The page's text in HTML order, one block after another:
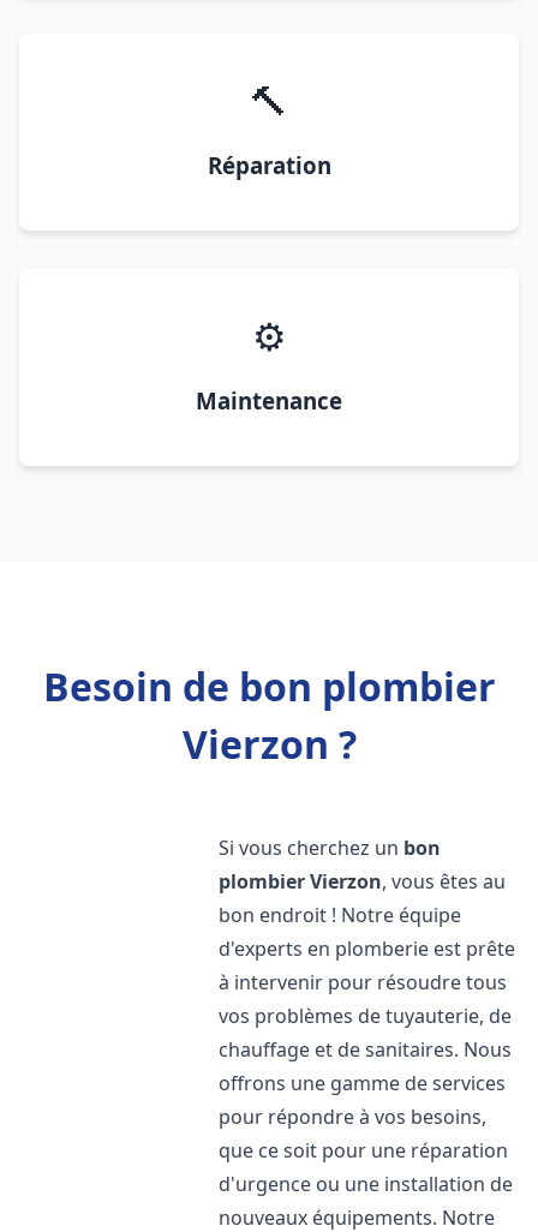
🔨
Réparation
⚙️
Maintenance
Besoin de bon plombier
Vierzon ?
Si vous cherchez un bon
plombierVierzon, vous êtes au
bon endroit ! Notre équipe
d'experts en plomberie est prête
à intervenir pour résoudre tous
vos problèmes de tuyauterie, de
chauffage et de sanitaires. Nous
offrons une gamme de services
pour répondre à vos besoins,
que ce soit pour une réparation
d'urgence ou une installation de
nouveaux équipements. Notre